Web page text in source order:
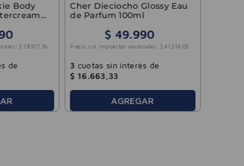
Body
$ 28 .917, 36
de
Cher Dieciocho Glossy Eau
de Parfum 100ml
$ 49.990
Precio sin impuestos nacionales: $ 41 .314, 05
3 cuotas sin interés de
$ 16.663 33
AGREGAR